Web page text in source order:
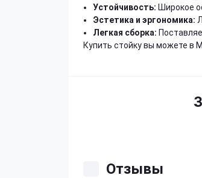
Устойчивость: Широкое
Эстетика и эргономика:
Легкая сборка:
Купить стойку вы можете в
Отзывы